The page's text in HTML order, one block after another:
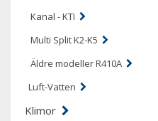
Kanal - KTI
Multi Split K2-K5
Äldre modeller R410A
Luft-Vatten
Klimor